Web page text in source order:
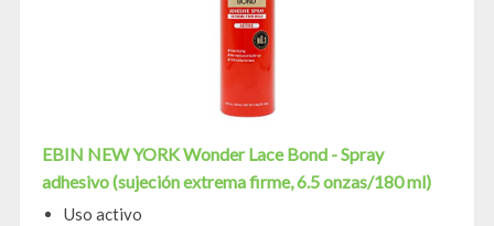
EBIN NEW YORK Wonder Lace Bond - Spray
adhesivo (sujeción extrema firme, 6.5 onzas/180 ml)
Uso activo